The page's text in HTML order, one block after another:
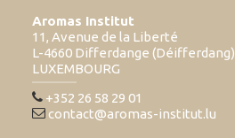
Aromas Institut
11, Avenue de la Liberté
L-4660 Differdange (Déifferdang)
LUXEMBOURG
+352 26 58 29 01
contact@aromas-institut.lu